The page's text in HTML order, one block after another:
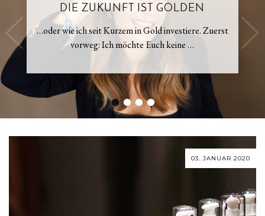
••••
DIE ZUKUNFT IST GOLDEN
…oder wie ich seit Kurzem in Gold investiere. Zuerst
vorweg: Ich möchte Euch keine …
03. JANUAR 2020